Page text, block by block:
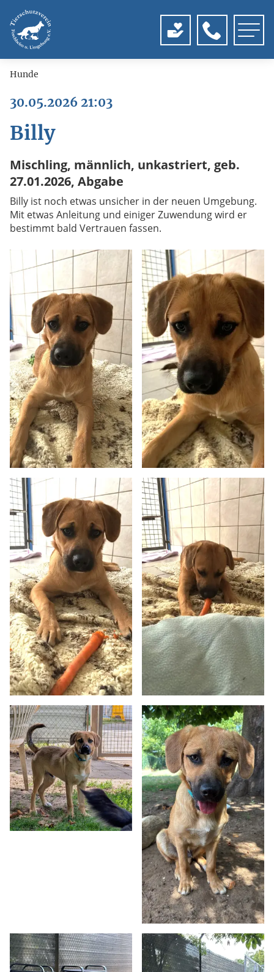
Menu
Hunde
30.05.2026 21:03
Billy
Mischling, männlich, unkastriert, geb.
27.01.2026, Abgabe
Billy ist noch etwas unsicher in der neuen Umgebung.
Mit etwas Anleitung und einiger Zuwendung wird er
bestimmt bald Vertrauen fassen.